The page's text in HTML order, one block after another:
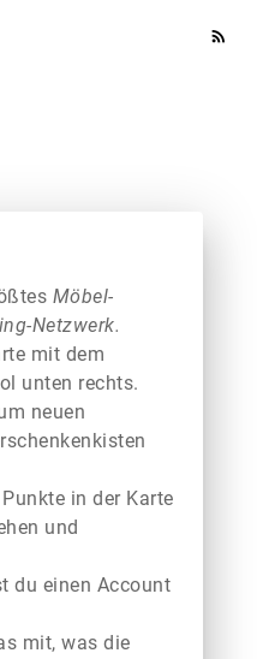
rss_feed
Möbel-
Netzwerk.
mit dem
unten rechts.
neuen
in der Karte
und
du einen Account
mit, was die